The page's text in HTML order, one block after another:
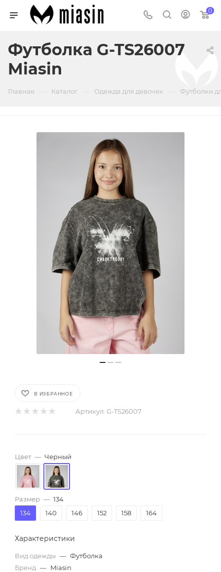
0
Футболка G-TS26007
Miasin
Главная Каталог Одежда для девочек Футболки
В ИЗБРАННОЕ
Артикул: G-TS26007
Цвет — Черный
Размер — 134
134
140 146 152 158 164
Характеристики
Вид одежды — Футболка
Бренд — Miasin